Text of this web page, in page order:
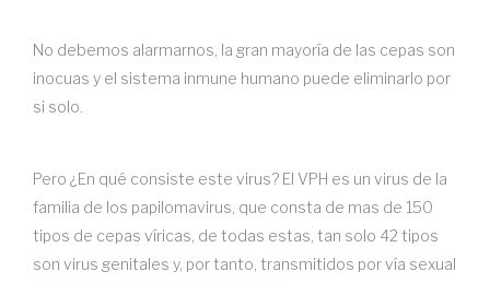
No debemos alarmarnos, la gran mayoría de las cepas son
inocuas y el sistema inmune humano puede eliminarlo por
si solo.
Pero ¿En qué consiste este virus? El VPH es un virus de la
familia de los papilomavirus, que consta de mas de 150
tipos de cepas víricas, de todas estas, tan solo 42 tipos
son virus genitales y, por tanto, transmitidos por vía sexual